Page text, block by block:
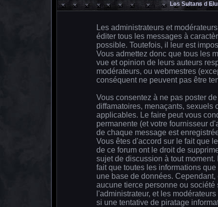
Les Sultans d
Les administrateurs et
éditer tous les messages à
possible. Toutefois, il leur est
Vous admettez donc que tous les
vue et opinion de leurs auteurs
modérateurs, ou webmestres
conséquent ne peuvent pas être
Vous consentez à ne pas poster
diffamatoires, menaçants, sexuels
applicables. Le faire peut vous
permanente (et votre fournisseur
de chaque message est
Vous êtes d'accord sur le fait que
de ce forum ont le droit de
sujet de discussion à tout
fait que toutes les informations
une base de données.
aucune tierce personne ou
l'administrateur, et les
si une tentative de piratage